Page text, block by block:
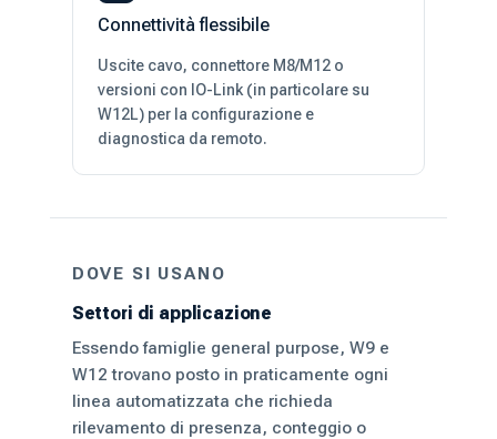
Connettività flessibile
Uscite cavo, connettore M8/M12 o
versioni con IO-Link (in particolare su
W12L) per la configurazione e
diagnostica da remoto.
DOVE SI USANO
Settori di applicazione
Essendo famiglie general purpose, W9 e
W12 trovano posto in praticamente ogni
linea automatizzata che richieda
rilevamento di presenza, conteggio o